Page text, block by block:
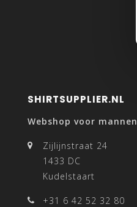
SHIRTSUPPLIER.NL
Webshop voor mannen
Zijlijnstraat 24
1433 DC
Kudelstaart
+31 6 42 52 32 80